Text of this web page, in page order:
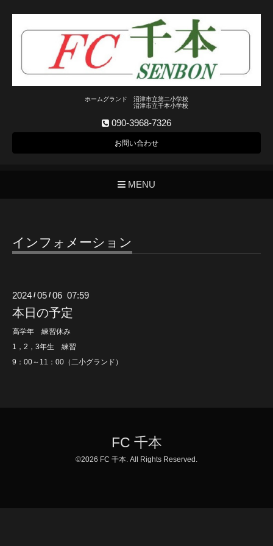
ホームグランド 沼津市立第二小学校
沼津市立千本小学校
090-3968-7326
お問い合わせ
MENU
インフォメーション
2024 /05 /06 07:59
本日の予定
高学年 練習休み
1，2，3年生 練習
9：00～11：00（二小グランド）
FC 千本
©2026 FC 千本 . All Rights Reserved.